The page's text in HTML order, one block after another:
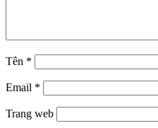
Tên *
Email *
Trang web